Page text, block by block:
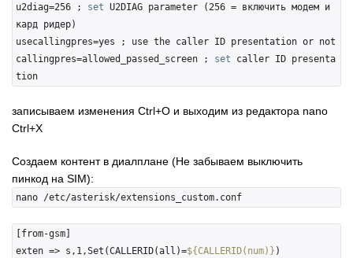
u2diag=256 ; set U2DIAG parameter (256 = включить модем и
кард ридер)
usecallingpres=yes ; use the caller ID presentation or not
callingpres=allowed_passed_screen ; set caller ID presenta
записываем изменения Ctrl+O и выходим из редактора nano
Ctrl+X
Создаем контент в диалплане (Не забываем выключить
пинкод на SIM):
[from-gsm]
exten => s,1,Set(CALLERID(all)=${CALLERID(num)} )